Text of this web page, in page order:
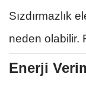
Sızdırmazlık
neden olabilir.
Enerji